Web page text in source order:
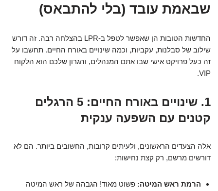
שבאמת עובד (בלי להתבאס)
החדשות הטובות הן שאפשר לטפל ב-LPR בהצלחה רבה. זה דורש
שילוב של סבלנות, עקביות, וכמה שינויים באורח החיים. תחשבו על
זה כעל פרויקט אישי שבו אתם המנהלים, והגרון שלכם הוא הלקוח
VIP.
1. שינויים באורח החיים: 5 הרגלים
קטנים עם השפעה ענקית
אלה הצעדים הראשונים, ולעיתים קרובות, החשובים ביותר. הם לא
דורשים מרשם, רק קצת נחישות:
הרמת ראש המיטה: פשוט מאוד! הגבהה של ראש המיטה